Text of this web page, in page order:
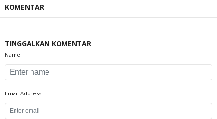
KOMENTAR
TINGGALKAN KOMENTAR
Name
Email Address